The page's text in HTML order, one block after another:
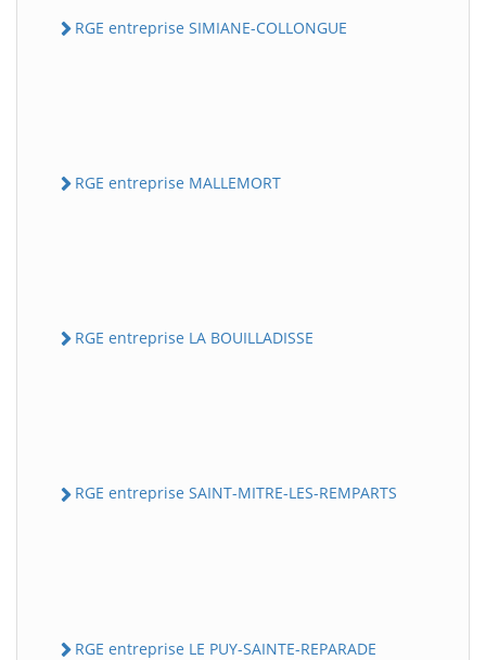
RGE entreprise SIMIANE-COLLONGUE
RGE entreprise MALLEMORT
RGE entreprise LA BOUILLADISSE
RGE entreprise SAINT-MITRE-LES-REMPARTS
RGE entreprise LE PUY-SAINTE-REPARADE